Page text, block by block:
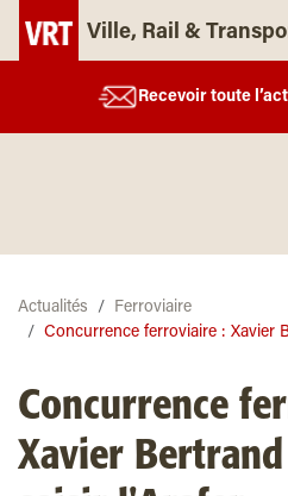
Ville, Rail &
Recevoir toute
Actualités
Ferroviaire
Concurrence ferroviaire : Xavier
Concurrence
Xavier